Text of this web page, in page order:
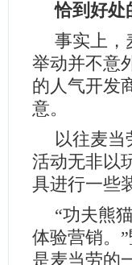
恰到好处
事实上，
举动并不意
的人气开发
意。
以往麦当
活动无非以
具进行一些
“功夫熊
体验营销。
是麦当劳的